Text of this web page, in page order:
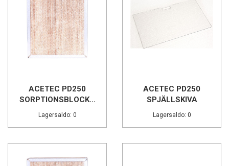
ACETEC PD250
SORPTIONSBLOCK...
Lagersaldo: 0
ACETEC PD250
SPJÄLLSKIVA
Lagersaldo: 0